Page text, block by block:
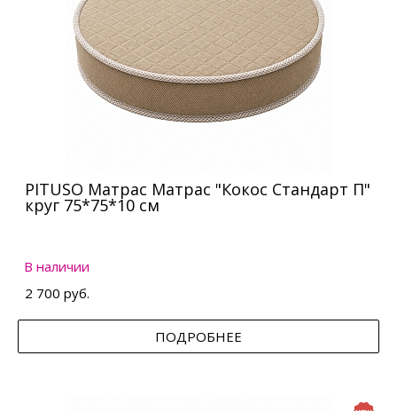
PITUSO Матрас Матрас "Кокос Стандарт П"
круг 75*75*10 см
В наличии
2 700 руб.
ПОДРОБНЕЕ